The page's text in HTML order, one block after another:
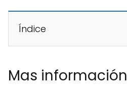
Índice
Mas información